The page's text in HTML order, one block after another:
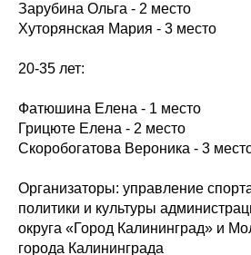
Зарубина Ольга - 2 место
Хуторянская Мария - 3 место
20-35 лет:
Фатюшина Елена - 1 место
Грицюте Елена - 2 место
Скоробогатова Вероника - 3
Организаторы: управление
политики и культуры
округа «Город Калининград» и
города Калининграда